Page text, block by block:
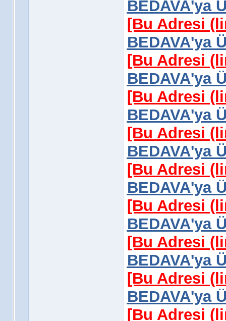
BEDAVA'ya
[Bu Adresi
BEDAVA'ya
[Bu Adresi
BEDAVA'ya
[Bu Adresi
BEDAVA'ya
[Bu Adresi
BEDAVA'ya
[Bu Adresi
BEDAVA'ya
[Bu Adresi
BEDAVA'ya
[Bu Adresi
BEDAVA'ya
[Bu Adresi
BEDAVA'ya
[Bu Adresi